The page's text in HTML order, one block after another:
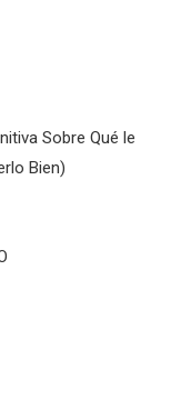
Sobre Qué le
Bien)